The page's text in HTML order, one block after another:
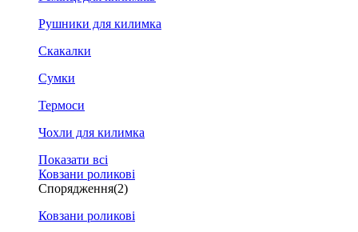
Рушники для килимка
Скакалки
Сумки
Термоси
Чохли для килимка
Показати всі
Ковзани роликові
Спорядження(2)
Ковзани роликові